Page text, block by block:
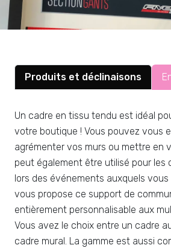
Produits et déclinaisons
Un cadre en tissu tendu est idéal
votre boutique ! Vous pouvez vous
agrémenter vos murs ou mettre en
peut également être utilisé pour les
lors des événements auxquels vous
vous propose ce support de
entièrement personnalisable aux
Vous avez le choix entre un cadre
cadre mural. La gamme est aussi